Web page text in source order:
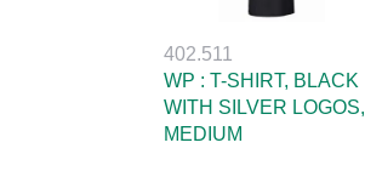
402.511
WP : T-SHIRT, BLACK
WITH SILVER LOGOS,
MEDIUM